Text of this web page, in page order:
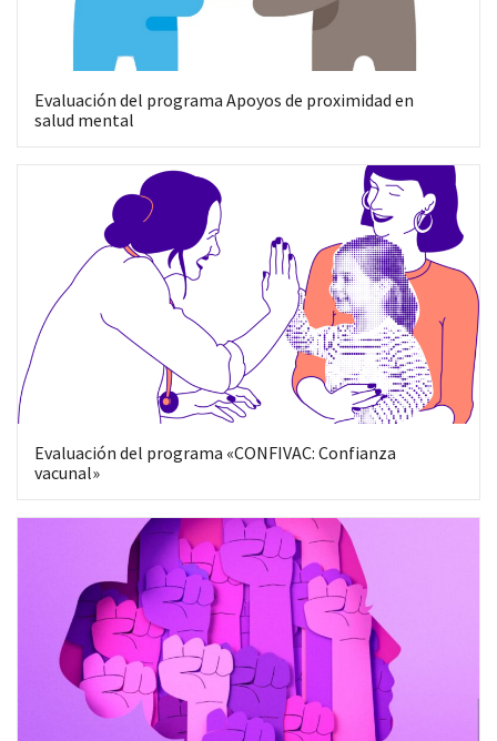
Evaluación del programa Apoyos de proximidad en
salud mental
Evaluación del programa «CONFIVAC: Confianza
vacunal»